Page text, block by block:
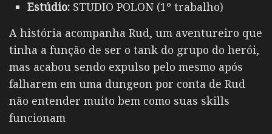
Estúdio: STUDIO POLON (1º trabalho)
A história acompanha Rud, um aventureiro que
tinha a função de ser o tank do grupo do herói,
mas acabou sendo expulso pelo mesmo após
falharem em uma dungeon por conta de Rud
não entender muito bem como suas skills
funcionam